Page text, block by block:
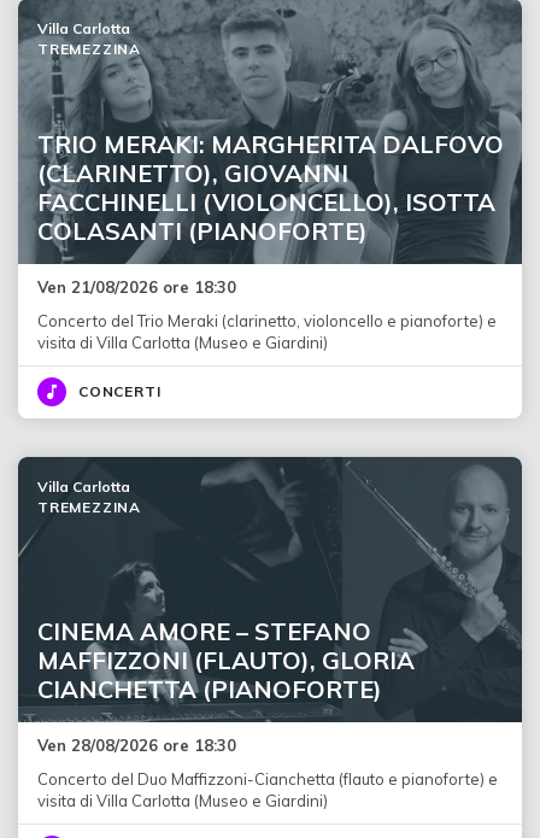
TRIO MERAKI: MARGHERITA DALFOVO
(CLARINETTO), GIOVANNI
FACCHINELLI (VIOLONCELLO), ISOTTA
COLASANTI (PIANOFORTE)
Villa Carlotta
TREMEZZINA
Ven 21/08/2026 ore 18:30
Concerto del Trio Meraki (clarinetto, violoncello e pianoforte) e
visita di Villa Carlotta (Museo e Giardini)
CONCERTI
CINEMA AMORE – STEFANO
MAFFIZZONI (FLAUTO), GLORIA
CIANCHETTA (PIANOFORTE)
Villa Carlotta
TREMEZZINA
Ven 28/08/2026 ore 18:30
Concerto del Duo Maffizzoni-Cianchetta (flauto e pianoforte) e
visita di Villa Carlotta (Museo e Giardini)